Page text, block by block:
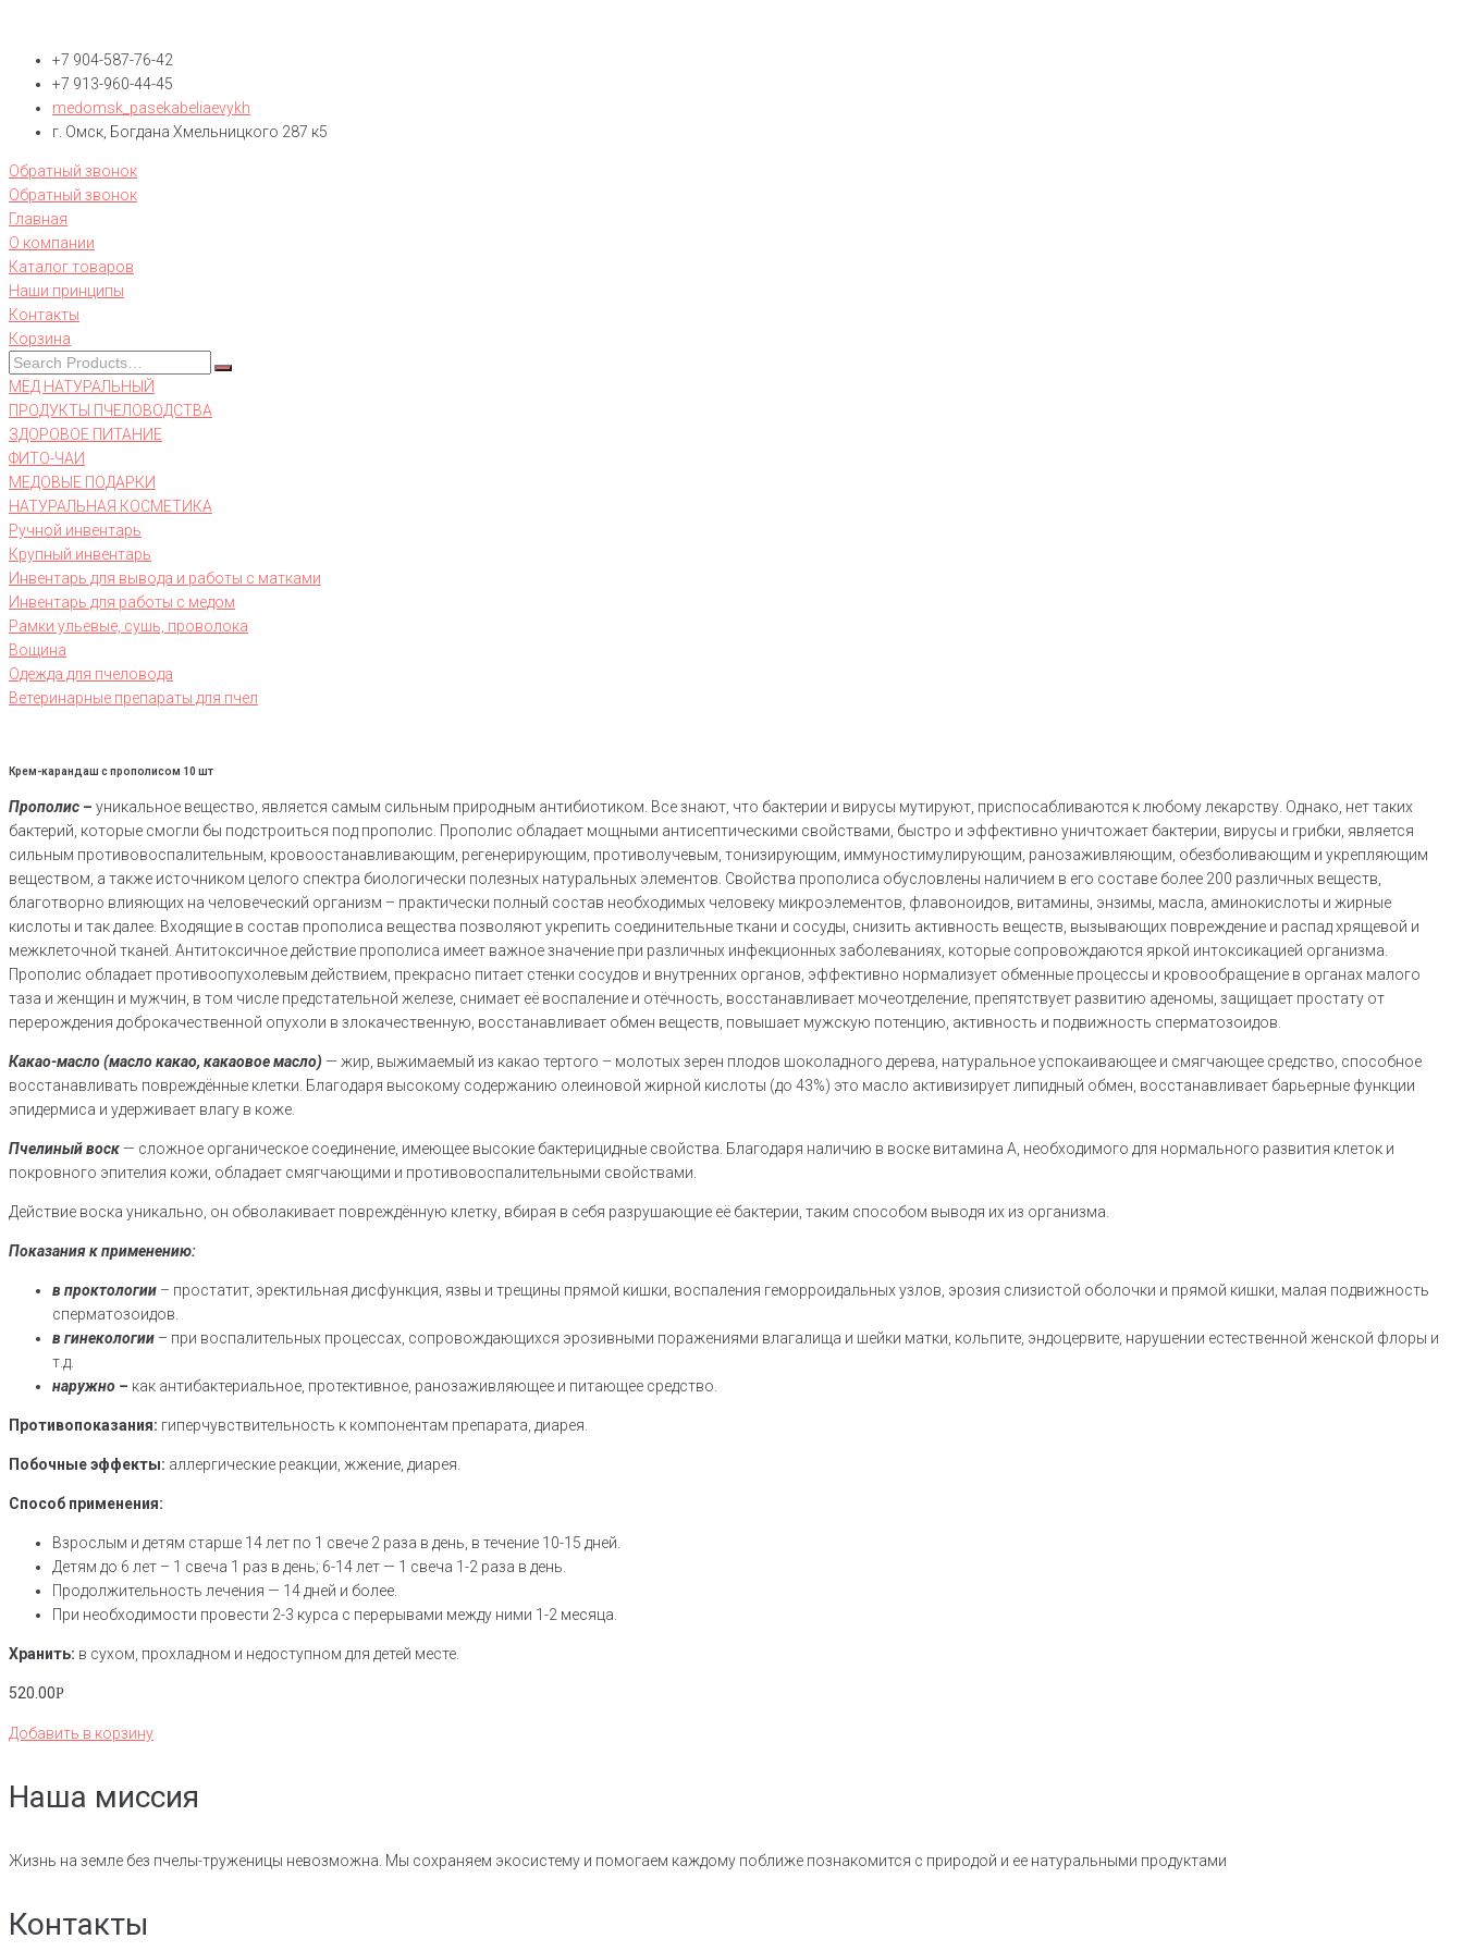
+7 904-587-76-42
+7 913-960-44-45
medomsk_pasekabeliaevykh
г. Омск, Богдана Хмельницкого 287 к5
Обратный звонок
Обратный звонок
Главная
О компании
Каталог товаров
Наши принципы
Контакты
Корзина
МЁД НАТУРАЛЬНЫЙ
ПРОДУКТЫ ПЧЕЛОВОДСТВА
ЗДОРОВОЕ ПИТАНИЕ
ФИТО-ЧАИ
МЕДОВЫЕ ПОДАРКИ
НАТУРАЛЬНАЯ КОСМЕТИКА
Ручной инвентарь
Крупный инвентарь
Инвентарь для вывода и работы с матками
Инвентарь для работы с медом
Рамки ульевые, сушь, проволока
Вощина
Одежда для пчеловода
Ветеринарные препараты для пчел
Крем-карандаш с прополисом 10 шт
Прополис – уникальное вещество, является самым сильным природным антибиотиком. Все знают, что бактерии и вирусы мутируют, приспосабливаются к любому лекарству. Однако, нет таких
бактерий, которые смогли бы подстроиться под прополис. Прополис обладает мощными антисептическими свойствами, быстро и эффективно уничтожает бактерии, вирусы и грибки, является
сильным противовоспалительным, кровоостанавливающим, регенерирующим, противолучевым, тонизирующим, иммуностимулирующим, ранозаживляющим, обезболивающим и укрепляющим
веществом, а также источником целого спектра биологически полезных натуральных элементов. Свойства прополиса обусловлены наличием в его составе более 200 различных веществ,
благотворно влияющих на человеческий организм – практически полный состав необходимых человеку микроэлементов, флавоноидов, витамины, энзимы, масла, аминокислоты и жирные
кислоты и так далее. Входящие в состав прополиса вещества позволяют укрепить соединительные ткани и сосуды, снизить активность веществ, вызывающих повреждение и распад хрящевой и
межклеточной тканей. Антитоксичное действие прополиса имеет важное значение при различных инфекционных заболеваниях, которые сопровождаются яркой интоксикацией организма.
Прополис обладает противоопухолевым действием, прекрасно питает стенки сосудов и внутренних органов, эффективно нормализует обменные процессы и кровообращение в органах малого
таза и женщин и мужчин, в том числе предстательной железе, снимает её воспаление и отёчность, восстанавливает мочеотделение, препятствует развитию аденомы, защищает простату от
перерождения доброкачественной опухоли в злокачественную, восстанавливает обмен веществ, повышает мужскую потенцию, активность и подвижность сперматозоидов.
Какао-масло (масло какао, какаовое масло) — жир, выжимаемый из какао тертого – молотых зерен плодов шоколадного дерева, натуральное успокаивающее и смягчающее средство, способное
восстанавливать повреждённые клетки. Благодаря высокому содержанию олеиновой жирной кислоты (до 43%) это масло активизирует липидный обмен, восстанавливает барьерные функции
эпидермиса и удерживает влагу в коже.
Пчелиный воск — сложное органическое соединение, имеющее высокие бактерицидные свойства. Благодаря наличию в воске витамина А, необходимого для нормального развития клеток и
покровного эпителия кожи, обладает смягчающими и противовоспалительными свойствами.
Действие воска уникально, он обволакивает повреждённую клетку, вбирая в себя разрушающие её бактерии, таким способом выводя их из организма.
Показания к применению:
в проктологии – простатит, эректильная дисфункция, язвы и трещины прямой кишки, воспаления геморроидальных узлов, эрозия слизистой оболочки и прямой кишки, малая подвижность
сперматозоидов.
в гинекологии – при воспалительных процессах, сопровождающихся эрозивными поражениями влагалища и шейки матки, кольпите, эндоцервите, нарушении естественной женской флоры и
т.д.
наружно – как антибактериальное, протективное, ранозаживляющее и питающее средство.
Противопоказания: гиперчувствительность к компонентам препарата, диарея.
Побочные эффекты: аллергические реакции, жжение, диарея.
Способ применения:
Взрослым и детям старше 14 лет по 1 свече 2 раза в день, в течение 10-15 дней.
Детям до 6 лет – 1 свеча 1 раз в день; 6-14 лет — 1 свеча 1-2 раза в день.
Продолжительность лечения — 14 дней и более.
При необходимости провести 2-3 курса с перерывами между ними 1-2 месяца.
Хранить: в сухом, прохладном и недоступном для детей месте.
520.00Р
Добавить в корзину
Наша миссия
Жизнь на земле без пчелы-труженицы невозможна. Мы сохраняем экосистему и помогаем каждому поближе познакомится с природой и ее натуральными продуктами
Контакты